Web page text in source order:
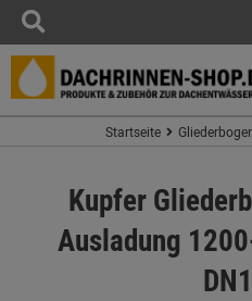
Startseite
Kupfer
Ausladung